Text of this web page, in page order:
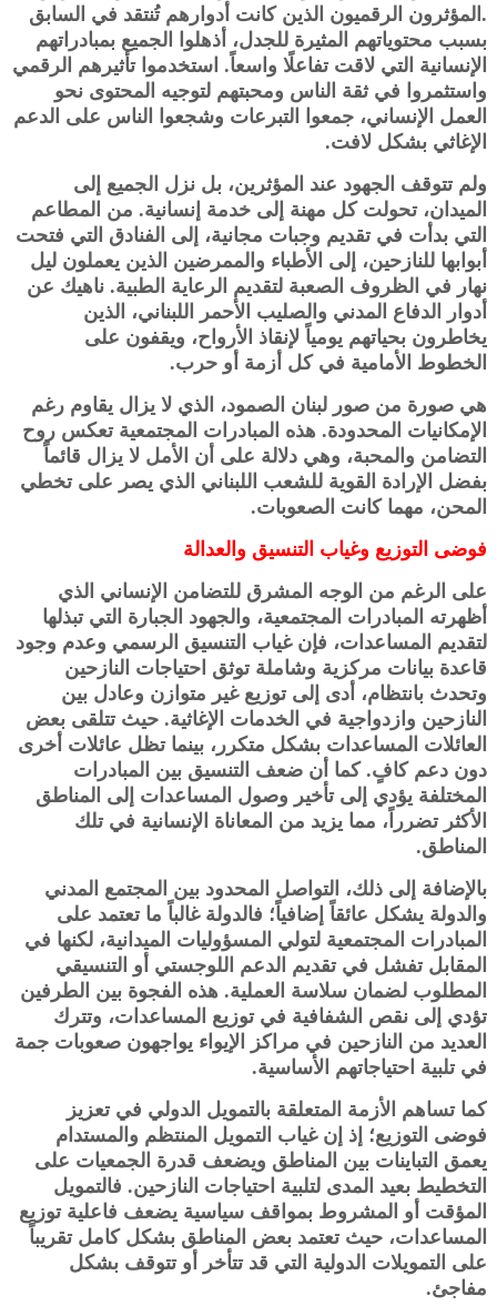
.المؤثرون الرقميون الذين كانت أدوارهم تُنتقد في السابق
بسبب محتوياتهم المثيرة للجدل، أذهلوا الجميع بمبادراتهم
الإنسانية التي لاقت تفاعلًا واسعاً. استخدموا تأثيرهم الرقمي
واستثمروا في ثقة الناس ومحبتهم لتوجيه المحتوى نحو
العمل الإنساني، جمعوا التبرعات وشجعوا الناس على الدعم
الإغاثي بشكل لافت.
ولم تتوقف الجهود عند المؤثرين، بل نزل الجميع إلى
الميدان، تحولت كل مهنة إلى خدمة إنسانية. من المطاعم
التي بدأت في تقديم وجبات مجانية، إلى الفنادق التي فتحت
أبوابها للنازحين، إلى الأطباء والممرضين الذين يعملون ليل
نهار في الظروف الصعبة لتقديم الرعاية الطبية. ناهيك عن
أدوار الدفاع المدني والصليب الأحمر اللبناني، الذين
يخاطرون بحياتهم يومياً لإنقاذ الأرواح، ويقفون على
الخطوط الأمامية في كل أزمة أو حرب.
هي صورة من صور لبنان الصمود، الذي لا يزال يقاوم رغم
الإمكانيات المحدودة. هذه المبادرات المجتمعية تعكس روح
التضامن والمحبة، وهي دلالة على أن الأمل لا يزال قائماً
بفضل الإرادة القوية للشعب اللبناني الذي يصر على تخطي
المحن، مهما كانت الصعوبات.
فوضى التوزيع وغياب التنسيق والعدالة
على الرغم من الوجه المشرق للتضامن الإنساني الذي
أظهرته المبادرات المجتمعية، والجهود الجبارة التي تبذلها
لتقديم المساعدات، فإن غياب التنسيق الرسمي وعدم وجود
قاعدة بيانات مركزية وشاملة توثق احتياجات النازحين
وتحدث بانتظام، أدى إلى توزيع غير متوازن وعادل بين
النازحين وازدواجية في الخدمات الإغاثية. حيث تتلقى بعض
العائلات المساعدات بشكل متكرر، بينما تظل عائلات أخرى
دون دعم كافٍ. كما أن ضعف التنسيق بين المبادرات
المختلفة يؤدي إلى تأخير وصول المساعدات إلى المناطق
الأكثر تضرراً، مما يزيد من المعاناة الإنسانية في تلك
المناطق.
بالإضافة إلى ذلك، التواصل المحدود بين المجتمع المدني
والدولة يشكل عائقاً إضافياً؛ فالدولة غالباً ما تعتمد على
المبادرات المجتمعية لتولي المسؤوليات الميدانية، لكنها في
المقابل تفشل في تقديم الدعم اللوجستي أو التنسيقي
المطلوب لضمان سلاسة العملية. هذه الفجوة بين الطرفين
تؤدي إلى نقص الشفافية في توزيع المساعدات، وتترك
العديد من النازحين في مراكز الإيواء يواجهون صعوبات جمة
في تلبية احتياجاتهم الأساسية.
كما تساهم الأزمة المتعلقة بالتمويل الدولي في تعزيز
فوضى التوزيع؛ إذ إن غياب التمويل المنتظم والمستدام
يعمق التباينات بين المناطق ويضعف قدرة الجمعيات على
التخطيط بعيد المدى لتلبية احتياجات النازحين. فالتمويل
المؤقت أو المشروط بمواقف سياسية يضعف فاعلية توزيع
المساعدات، حيث تعتمد بعض المناطق بشكل كامل تقريباً
على التمويلات الدولية التي قد تتأخر أو تتوقف بشكل
مفاجئ.